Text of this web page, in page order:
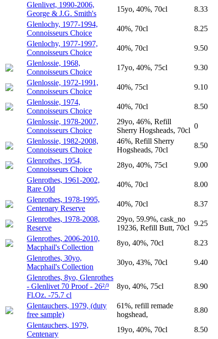
Glenlivet, 1990-2006,
George & J.G. Smith's
15yo, 40%, 70cl
8.33
Glenlochy, 1977-1994,
Connoisseurs Choice
40%, 70cl
8.25
Glenlochy, 1977-1997,
Connoisseurs Choice
40%, 70cl
9.50
Glenlossie, 1968,
Connoisseurs Choice
17yo, 40%, 75cl
9.30
Glenlossie, 1972-1991,
Connoisseurs Choice
40%, 75cl
9.10
Glenlossie, 1974,
Connoisseurs Choice
40%, 70cl
8.50
Glenlossie, 1978-2007,
Connoisseurs Choice
29yo, 46%, Refill
Sherry Hogsheads, 70cl
0
Glenlossie, 1982-2008,
Connoisseurs Choice
46%, Refill Sherry
Hogsheads, 70cl
8.50
Glenrothes, 1954,
Connoisseurs Choice
28yo, 40%, 75cl
9.00
Glenrothes, 1961-2002,
Rare Old
40%, 70cl
8.00
Glenrothes, 1978-1995,
Centenary Reserve
40%, 70cl
8.37
Glenrothes, 1978-2008,
Reserve
29yo, 59.9%, cask_no
19236, Refill Butt, 70cl
9.25
Glenrothes, 2006-2010,
Macphail's Collection
8yo, 40%, 70cl
8.23
Glenrothes, 30yo,
Macphail's Collection
30yo, 43%, 70cl
9.40
Glenrothes, 8yo, Glenrothes
- Glenlivet 70 Proof - 26²/³
Fl.Oz. -75.7 cl
8yo, 40%, 75cl 8.90
Glentauchers, 1979, (duty
free sample)
61%, refill remade
hogshead,
8.80
Glentauchers, 1979,
Centenary
19yo, 40%, 70cl
8.50